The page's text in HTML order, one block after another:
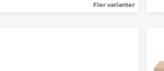
Fler varianter